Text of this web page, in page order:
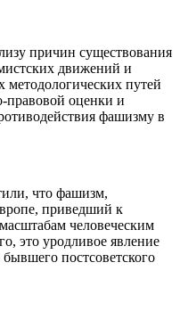
причин существования
движений и
путей
правовой оценки и
фашизму в
что фашизм,
приведший к
человеческим
это уродливое явление
бывшего постсоветского